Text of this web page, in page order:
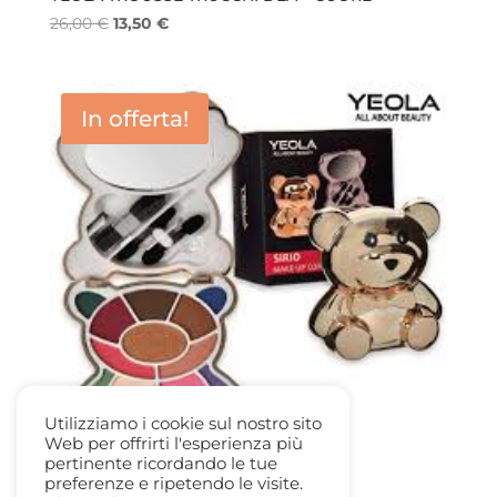
26,00€ Il
era:
26,00 €.
13,50 €Il
è:
13,50 €.
In offerta!
Utilizziamo i cookie sul nostro sito
Web per offrirti l'esperienza più
pertinente ricordando le tue
preferenze e ripetendo le visite.